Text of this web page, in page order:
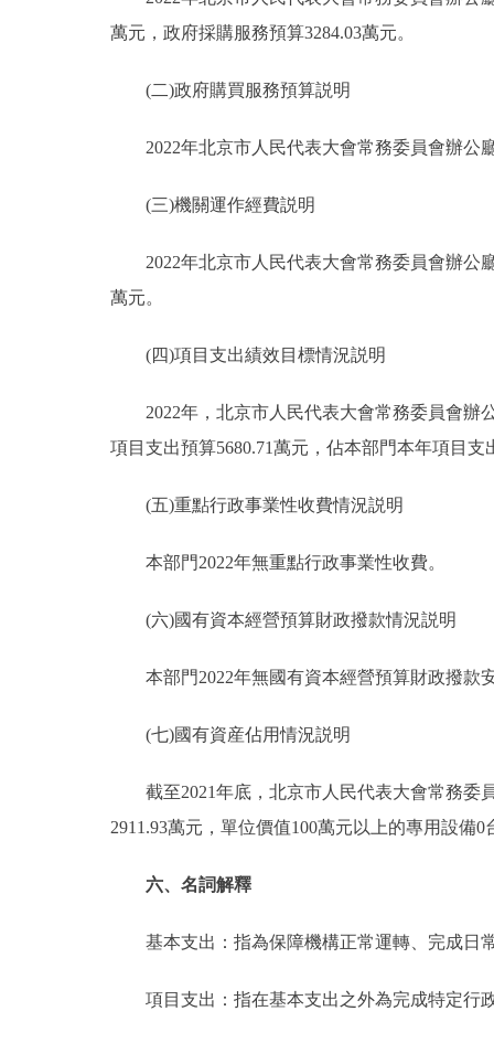
萬元，政府採購服務預算3284.03萬元。
(二)政府購買服務預算説明
2022年北京市人民代表大會常務委員會辦公
(三)機關運作經費説明
2022年北京市人民代表大會常務委員會辦公廳
萬元。
(四)項目支出績效目標情況説明
2022年，北京市人民代表大會常務委員會辦公
項目支出預算5680.71萬元，佔本部門本年項目支
(五)重點行政事業性收費情況説明
本部門2022年無重點行政事業性收費。
(六)國有資本經營預算財政撥款情況説明
本部門2022年無國有資本經營預算財政撥款
(七)國有資産佔用情況説明
截至2021年底，北京市人民代表大會常務委員
2911.93萬元，單位價值100萬元以上的專用設備0
六、名詞解釋
基本支出：指為保障機構正常運轉、完成日
項目支出：指在基本支出之外為完成特定行